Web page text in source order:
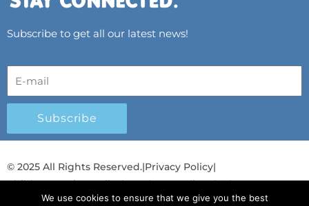
Subscribe to get all our latest news!
Subscribe
© 2025 All Rights Reserved.|Privacy Policy|
Child Protection Policy|Gender Equality Plan|
Λογοδοσία και Διαφάνεια
We use cookies to ensure that we give you the best